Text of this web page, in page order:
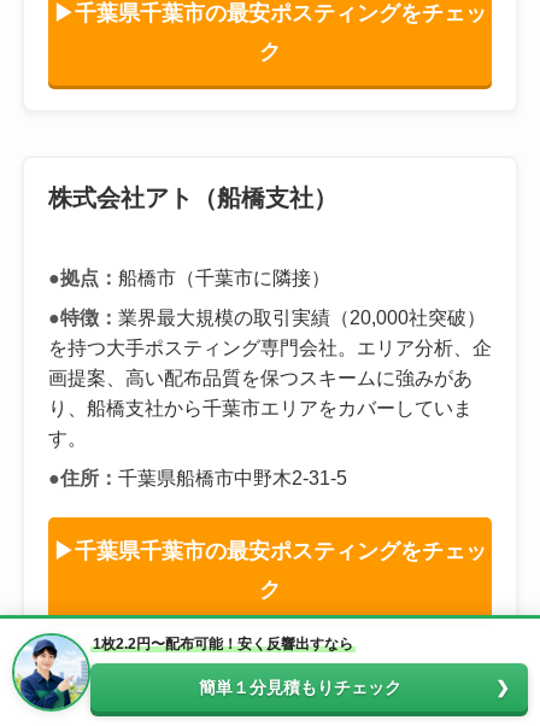
▶千葉県千葉市の最安ポスティングをチェッ
ク
株式会社アト（船橋支社）
●拠点： 船橋市（千葉市に隣接）
●特徴： 業界最大規模の取引実績（20,000社突破）
を持つ大手ポスティング専門会社。エリア分析、企
画提案、高い配布品質を保つスキームに強みがあ
り、船橋支社から千葉市エリアをカバーしていま
す。
●住所： 千葉県船橋市中野木2-31-5
▶千葉県千葉市の最安ポスティングをチェッ
ク
1枚2.2円〜配布可能！安く反響出すなら
簡単１分見積もりチェック